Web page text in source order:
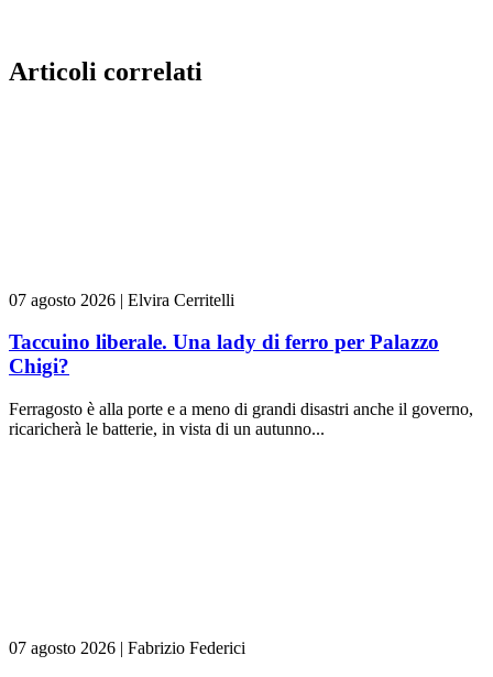
Articoli correlati
07 agosto 2026 | Elvira Cerritelli
Taccuino liberale. Una lady di ferro per Palazzo
Chigi?
Ferragosto è alla porte e a meno di grandi disastri anche il governo,
ricaricherà le batterie, in vista di un autunno...
07 agosto 2026 | Fabrizio Federici